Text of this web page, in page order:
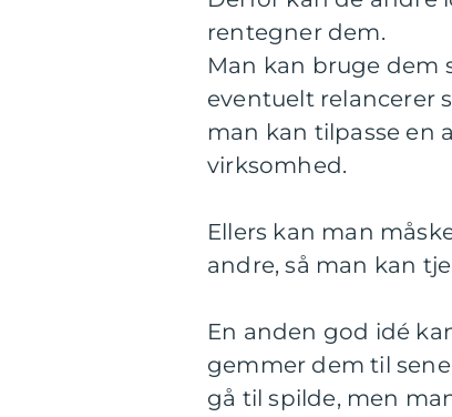
rentegner dem.
Man kan bruge dem
eventuelt relancerer
man kan tilpasse en
virksomhed.
Ellers kan man
andre, så man kan
En anden god idé
gemmer dem til
gå til spilde, men